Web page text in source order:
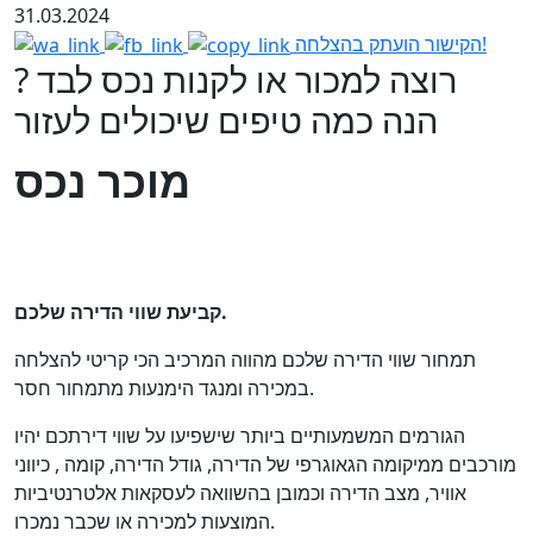
31.03.2024
הקישור הועתק בהצלחה!
רוצה למכור או לקנות נכס לבד ?
הנה כמה טיפים שיכולים לעזור
קביעת שווי הדירה שלכם.
תמחור שווי הדירה שלכם מהווה המרכיב הכי קריטי להצלחה
במכירה ומנגד הימנעות מתמחור חסר.
הגורמים המשמעותיים ביותר שישפיעו על שווי דירתכם יהיו
מורכבים ממיקומה הגאוגרפי של הדירה, גודל הדירה, קומה , כיווני
אוויר, מצב הדירה וכמובן בהשוואה לעסקאות אלטרנטיביות
המוצעות למכירה או שכבר נמכרו.